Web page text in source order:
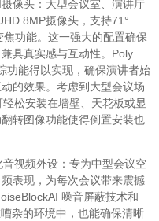
像头：大型会议室、演讲厅
8MP摄像头，支持71°
功能。这一强大的配置确保
具真实感与互动性。Poly
功能得以实现，确保演讲者始
的效果。考虑到大型会议场
松安装在墙壁、天花板或显
转图像功能使得倒置安装也
视频外设：专为中型会议空
表现，为每次会议带来震撼
噪音屏蔽技术和
杂的环境中，也能确保清晰